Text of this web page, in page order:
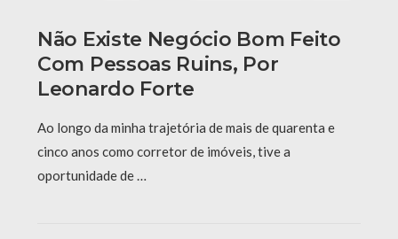
Não Existe Negócio Bom Feito
Com Pessoas Ruins, Por
Leonardo Forte
Ao longo da minha trajetória de mais de quarenta e
cinco anos como corretor de imóveis, tive a
oportunidade de …